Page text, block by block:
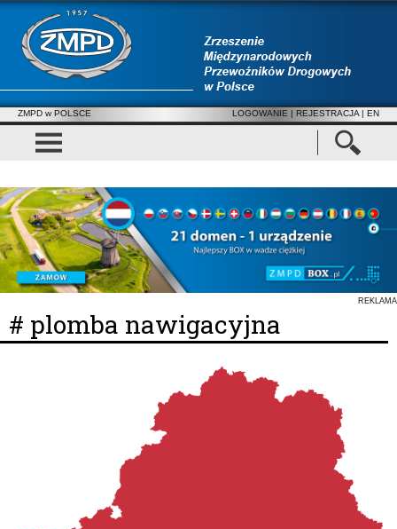
ZMPD w POLSCE LOGOWANIE | REJESTRACJA | EN
REKLAMA
# plomba nawigacyjna